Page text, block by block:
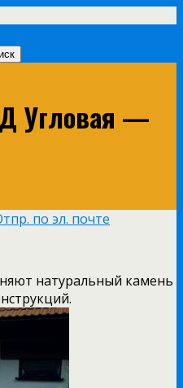
Угловая —
по эл. почте
натуральный камень